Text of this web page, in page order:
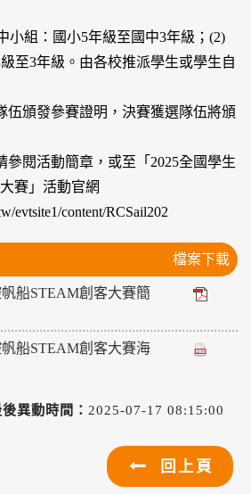
小組：國小5年級至國中3年級；(2)
至3年級。由各校推派學生或學生自
伍頒發參賽證明，決賽獲選隊伍將頒
參閱活動簡章，或至「2025全國學生
賽」活動官網
evtsite1/content/RCSail202
檔案下載
船STEAM創客大賽簡
船STEAM創客大賽海
異動時間： 2025-07-17 08:15:00
回上頁